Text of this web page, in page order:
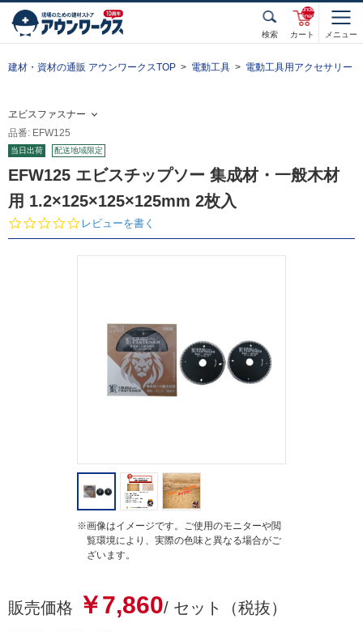
検索 カート
unde
fined
メニュー
建材・資材の通販 アウンワークスTOP 電動工具 電動工具用アクセサリー
ヱビスファスナー
品番: EFW125
当日出荷 配送地域限定
EFW125 エビスチップソー 集成材・一般木材
用 1.2×125×125×125mm 2枚入
0.
0
レビューを書く
※画像はイメージです。ご使用のモニターや閲
覧環境により、実際の色味と異なる場合がご
ざいます。
販売価格 ￥7,860/ セット（税抜）